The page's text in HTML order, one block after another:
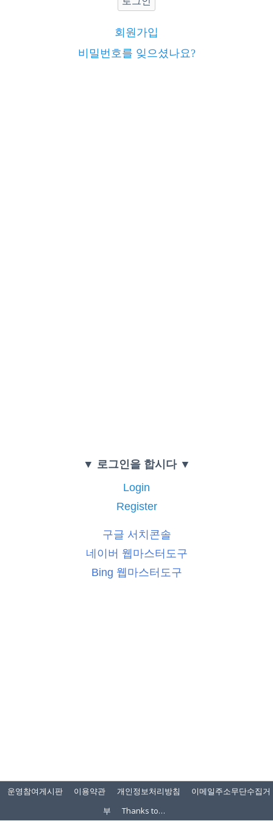
회원가입
비밀번호를 잊으셨나요?
▼ 로그인을 합시다 ▼
Login
Register
구글 서치콘솔
네이버 웹마스터도구
Bing 웹마스터도구
운영참여게시판 이용약관 개인정보처리방침
이메일주소무단수집거
부
Thanks to…